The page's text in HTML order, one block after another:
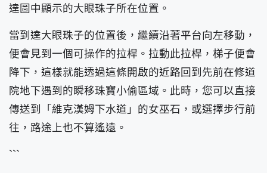
達圖中顯示的大眼珠子所在位置。
當到達大眼珠子的位置後，繼續沿著平台向左移動，
便會見到一個可操作的拉桿。拉動此拉桿，梯子便會
降下，這樣就能透過這條開啟的近路回到先前在修道
院地下遇到的瞬移珠寶小偷區域。此時，您可以直接
傳送到「維克漢姆下水道」的女巫石，或選擇步行前
往，路途上也不算遙遠。
```